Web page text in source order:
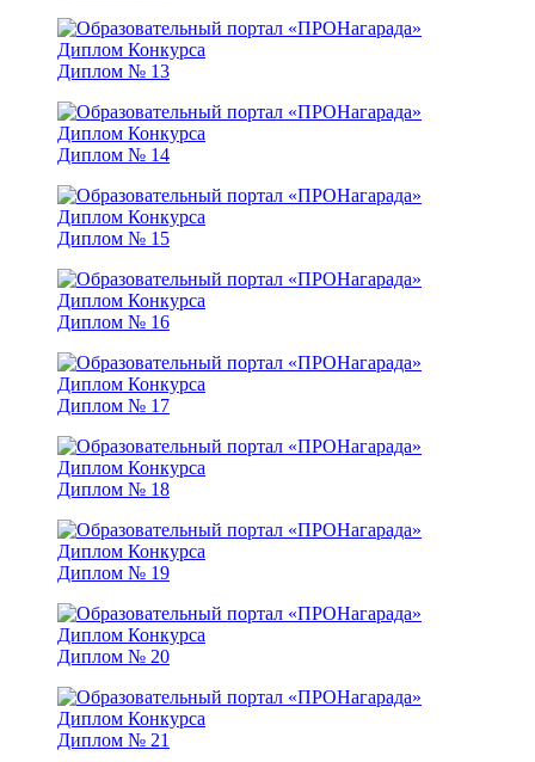
Диплом № 13
Диплом № 14
Диплом № 15
Диплом № 16
Диплом № 17
Диплом № 18
Диплом № 19
Диплом № 20
Диплом № 21